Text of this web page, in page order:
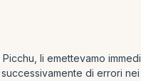
li emettevamo
di errori